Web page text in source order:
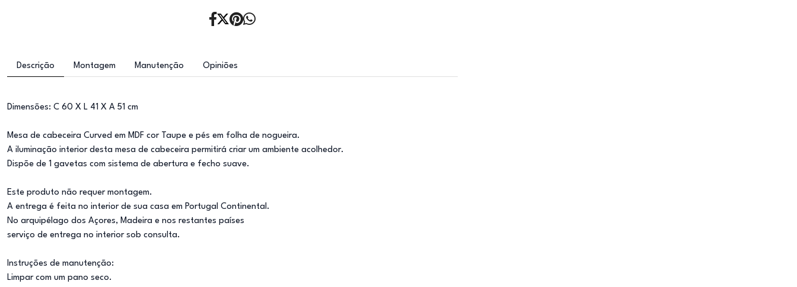
Descrição Montagem Manutenção Opiniões
Dimensões: C 60 X L 41 X A 51 cm
Mesa de cabeceira Curved em MDF cor Taupe e pés em folha de nogueira.
A iluminação interior desta mesa de cabeceira permitirá criar um ambiente acolhedor.
Dispõe de 1 gavetas com sistema de abertura e fecho suave.
Este produto não requer montagem.
A entrega é feita no interior de sua casa em Portugal Continental.
No arquipélago dos Açores, Madeira e nos restantes países
serviço de entrega no interior sob consulta.
Instruções de manutenção:
Limpar com um pano seco.